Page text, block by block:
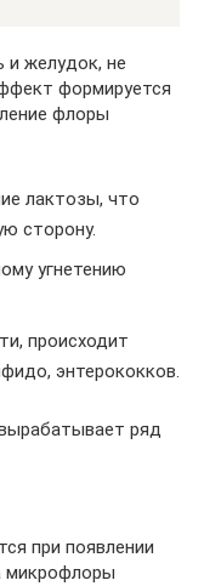
и желудок, не
формируется
флоры
лактозы, что
сторону.
угнетению
происходит
энтерококков.
ряд
при появлении
микрофлоры